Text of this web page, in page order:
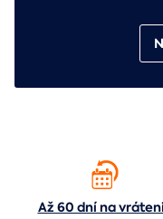
Až 60 dní na